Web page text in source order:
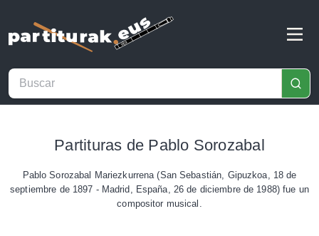
Partituras de Pablo Sorozabal
Pablo Sorozabal Mariezkurrena (San Sebastián, Gipuzkoa, 18 de
septiembre de 1897 - Madrid, España, 26 de diciembre de 1988) fue un
compositor musical.